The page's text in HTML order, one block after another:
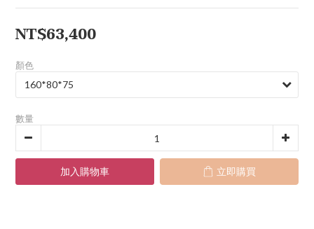
NT$63,400
顏色
數量
加入購物車 立即購買